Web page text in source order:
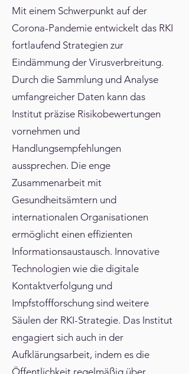
Mit einem Schwerpunkt auf der
Corona-Pandemie entwickelt das RKI
fortlaufend Strategien zur
Eindämmung der Virusverbreitung.
Durch die Sammlung und Analyse
umfangreicher Daten kann das
Institut präzise Risikobewertungen
vornehmen und
Handlungsempfehlungen
aussprechen. Die enge
Zusammenarbeit mit
Gesundheitsämtern und
internationalen Organisationen
ermöglicht einen effizienten
Informationsaustausch. Innovative
Technologien wie die digitale
Kontaktverfolgung und
Impfstoffforschung sind weitere
Säulen der RKI-Strategie. Das Institut
engagiert sich auch in der
Aufklärungsarbeit, indem es die
Öffentlichkeit regelmäßig über